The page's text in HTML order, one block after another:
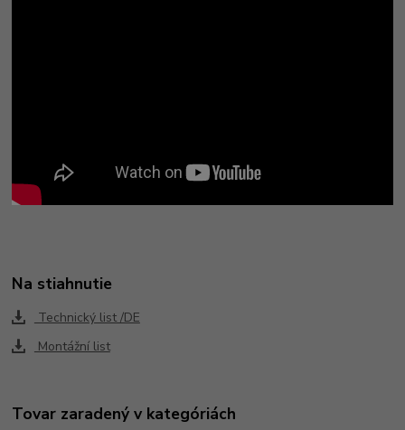
Na stiahnutie
Technický list /DE
Montážní list
Tovar zaradený v kategóriách